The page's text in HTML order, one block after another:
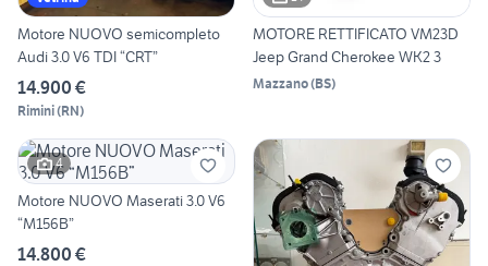
Motore NUOVO semicompleto
Audi 3.0 V6 TDI “CRT”
14.900 €
Rimini(RN)
MOTORE RETTIFICATO VM23D
Jeep Grand Cherokee WK2 3
Mazzano(BS)
4
Motore NUOVO Maserati 3.0 V6
“M156B”
14.800 €